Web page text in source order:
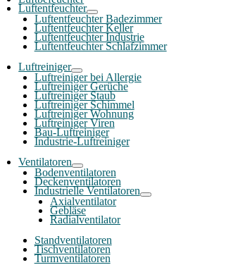
Luftentfeuchter
Luftentfeuchter Badezimmer
Luftentfeuchter Keller
Luftentfeuchter Industrie
Luftentfeuchter Schlafzimmer
Luftreiniger
Luftreiniger bei Allergie
Luftreiniger Gerüche
Luftreiniger Staub
Luftreiniger Schimmel
Luftreiniger Wohnung
Luftreiniger Viren
Bau-Luftreiniger
Industrie-Luftreiniger
Ventilatoren
Bodenventilatoren
Deckenventilatoren
Industrielle Ventilatoren
Axialventilator
Gebläse
Radialventilator
Standventilatoren
Tischventilatoren
Turmventilatoren